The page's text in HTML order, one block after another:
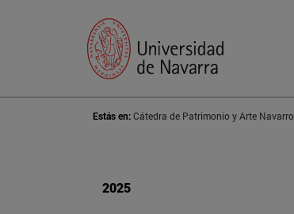
Estás en:Cátedra de Patrimonio y Arte Navarro
2025